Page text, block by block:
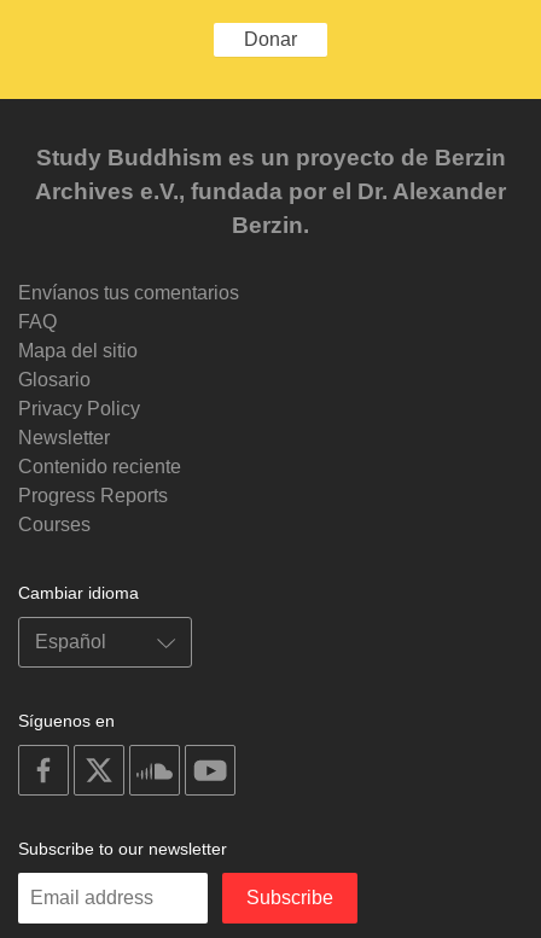
Donar
Study Buddhism es un proyecto de Berzin
Archives e.V., fundada por el Dr. Alexander
Berzin.
Envíanos tus comentarios
FAQ
Mapa del sitio
Glosario
Privacy Policy
Newsletter
Contenido reciente
Progress Reports
Courses
Cambiar idioma
Síguenos en
on
facebook
soundcloud
Subscribe to our newsletter
Enter
Subscribe